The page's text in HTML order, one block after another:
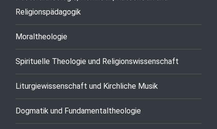
Religionspädagogik
Moraltheologie
Spirituelle Theologie und Religionswissenschaft
Liturgiewissenschaft und Kirchliche Musik
Dogmatik und Fundamentaltheologie